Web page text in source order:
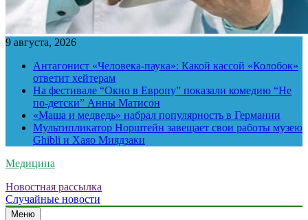
9 августа, 2026
Антагонист «Человека-паука»: Какой кассой «Колобок»
ответит хейтерам
На фестивале “Окно в Европу” показали комедию “Не
по-детски” Анны Матисон
«Маша и медведь» набрал популярность в Германии
Мультипликатор Норштейн завещает свои работы музею
Ghibli и Хаяо Миядзаки
Медицина
Новостная рассылка
Случайные новости
Меню